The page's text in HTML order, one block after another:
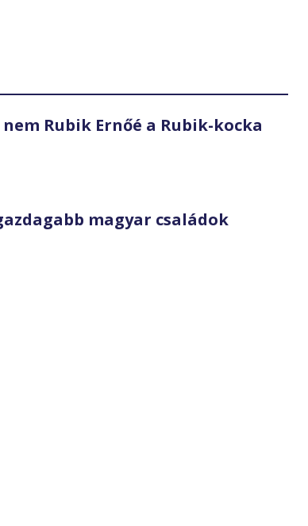
Rubik Ernőé a Rubik-kocka
magyar családok